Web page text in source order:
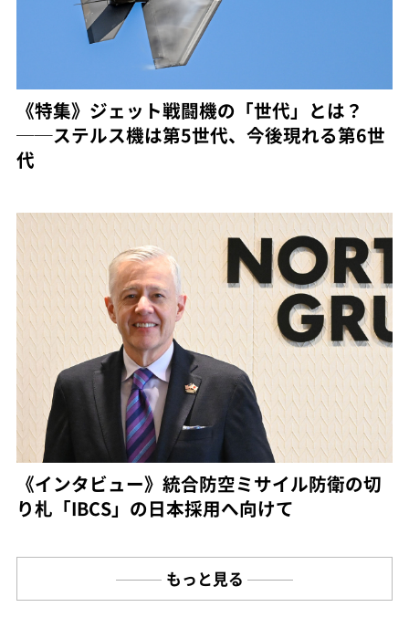
《特集》ジェット戦闘機の「世代」とは？
──ステルス機は第5世代、今後現れる第6世
代
《インタビュー》統合防空ミサイル防衛の切
り札「IBCS」の日本採用へ向けて
もっと見る